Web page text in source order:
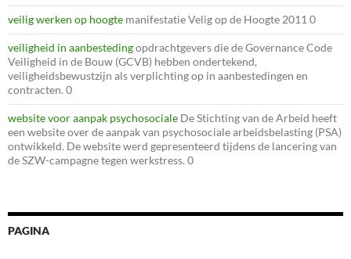
veilig werken op hoogte manifestatie Velig op de Hoogte 2011 0
veiligheid in aanbestedingopdrachtgevers die de Governance Code
Veiligheid in de Bouw (GCVB) hebben ondertekend,
veiligheidsbewustzijn als verplichting op in aanbestedingen en
contracten. 0
website voor aanpak psychosociale De Stichting van de Arbeid heeft
een website over de aanpak van psychosociale arbeidsbelasting (PSA)
ontwikkeld. De website werd gepresenteerd tijdens de lancering van
de SZW-campagne tegen werkstress. 0
PAGINA